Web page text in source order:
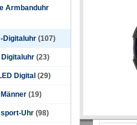
Armbanduhr
Digitaluhr (107)
Digitaluhr (23)
Digital (29)
(19)
Uhr (98)